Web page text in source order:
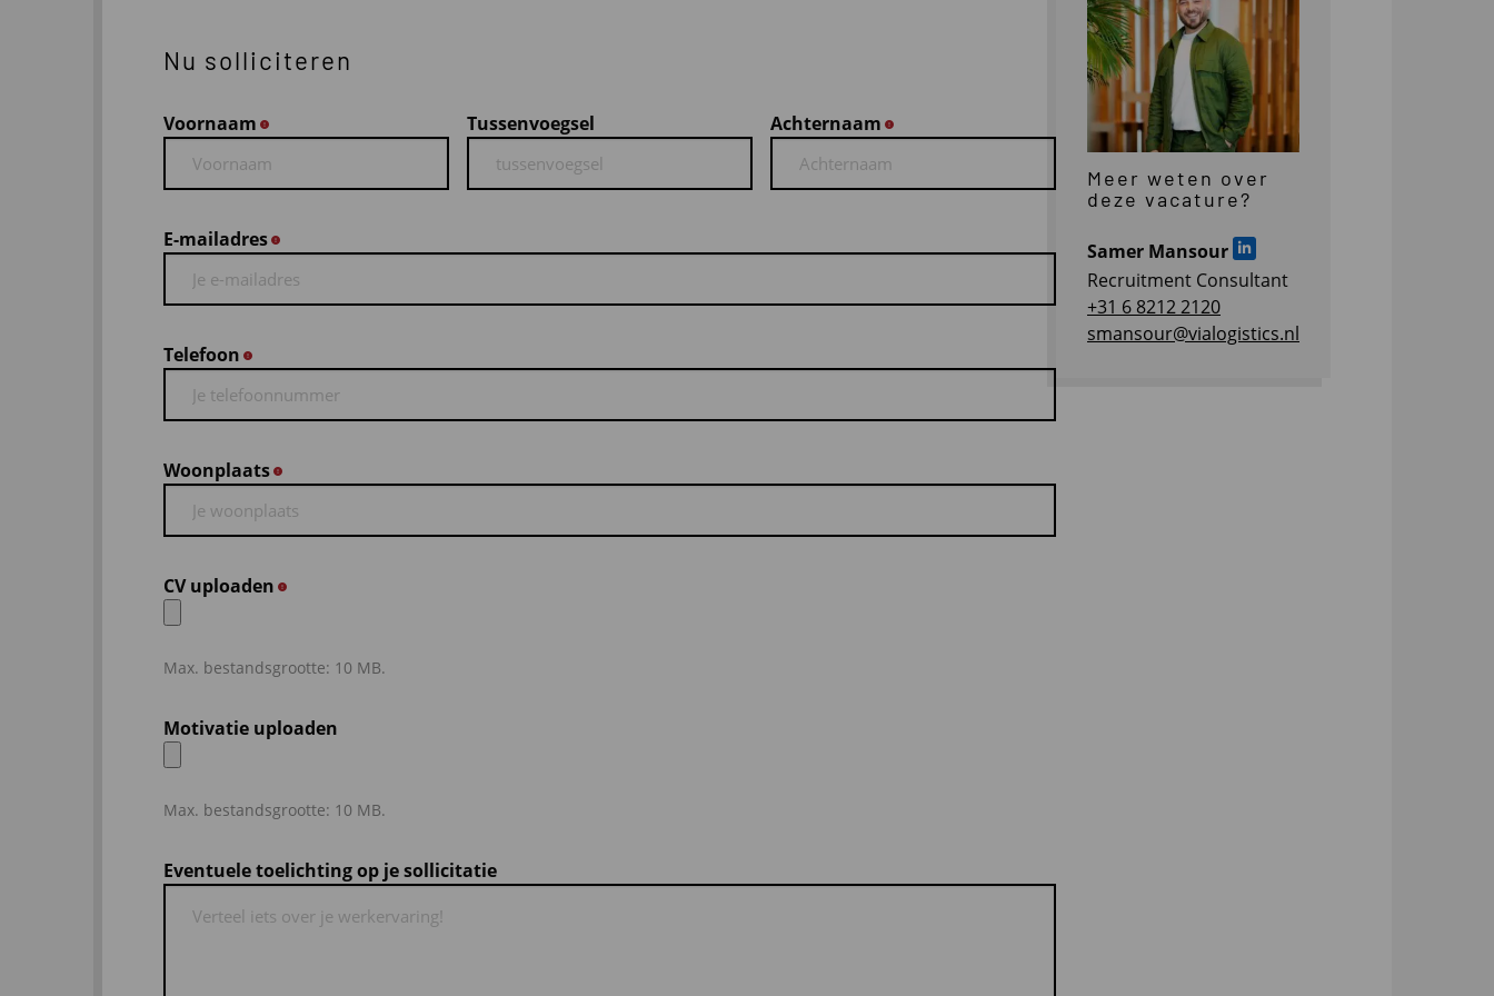
Nu solliciteren
Voornaam Tussenvoegsel Achternaam
E-mailadres
Telefoon
Woonplaats
CV uploaden
Max. bestandsgrootte: 10 MB.
Motivatie uploaden
Max. bestandsgrootte: 10 MB.
Eventuele toelichting op je sollicitatie
Meer weten over
deze vacature?
Samer Mansour Ga naar LinkedIn
Recruitment Consultant
+31 6 8212 2120
smansour@vialogistics.nl